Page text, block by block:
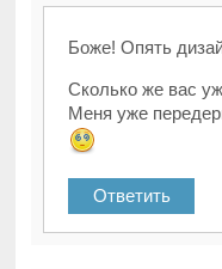
Боже! Опять
Сколько же вас
Меня уже
Ответить